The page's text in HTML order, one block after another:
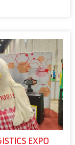
EXPO